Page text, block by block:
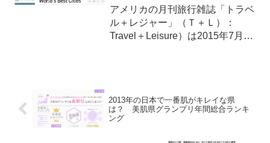
が2年連続で第1位！
アメリカの月刊旅行雑誌「トラベ
ル＋レジャー」（Ｔ＋Ｌ）：
Travel＋Leisure）は2015年7月7
光都市ラ...
2013年の日本で一番肌がキレイな県
は？ 美肌県グランプリ年間総合ランキ
ング